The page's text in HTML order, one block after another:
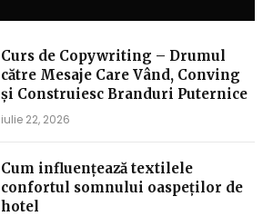
Curs de Copywriting – Drumul
către Mesaje Care Vând, Conving
și Construiesc Branduri Puternice
iulie 22, 2026
Cum influențează textilele
confortul somnului oaspeților de
hotel